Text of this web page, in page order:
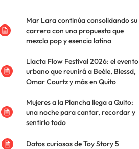
Mar Lara continúa consolidando su
carrera con una propuesta que
mezcla pop y esencia latina
Llacta Flow Festival 2026: el evento
urbano que reunirá a Beéle, Blessd,
Omar Courtz y más en Quito
Mujeres a la Plancha llega a Quito:
una noche para cantar, recordar y
sentirlo todo
Datos curiosos de Toy Story 5